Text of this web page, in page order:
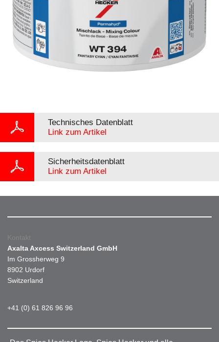
Technisches Datenblatt
Link zum Artikel
Sicherheitsdatenblatt
Link zum Artikel
Kontakt
Axalta Axcess Switzerland GmbH
Im Grossherweg 9
8902 Urdorf
Switzerland
+41 (0) 61 826 96 96